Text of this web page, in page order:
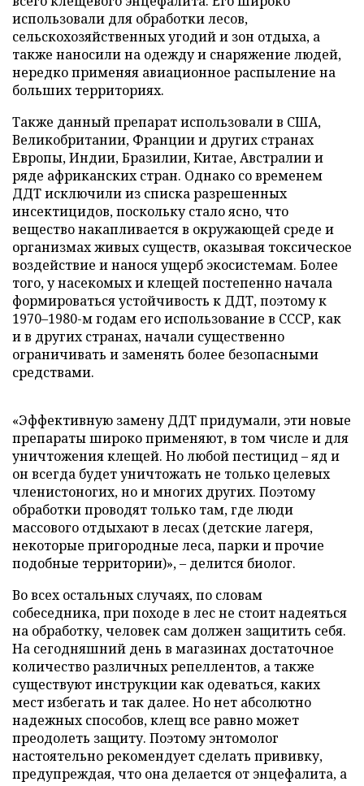
использовали для обработки лесов,
сельскохозяйственных угодий и зон отдыха, а
также наносили на одежду и снаряжение людей,
нередко применяя авиационное распыление на
больших территориях.
Также данный препарат использовали в США,
Великобритании, Франции и других странах
Европы, Индии, Бразилии, Китае, Австралии и
ряде африканских стран. Однако со временем
ДДТ исключили из списка разрешенных
инсектицидов, поскольку стало ясно, что
вещество накапливается в окружающей среде и
организмах живых существ, оказывая токсическое
воздействие и нанося ущерб экосистемам. Более
того, у насекомых и клещей постепенно начала
формироваться устойчивость к ДДТ, поэтому к
1970–1980-м годам его использование в СССР, как
и в других странах, начали существенно
ограничивать и заменять более безопасными
средствами.
«Эффективную замену ДДТ придумали, эти новые
препараты широко применяют, в том числе и для
уничтожения клещей. Но любой пестицид – яд и
он всегда будет уничтожать не только целевых
членистоногих, но и многих других. Поэтому
обработки проводят только там, где люди
массового отдыхают в лесах (детские лагеря,
некоторые пригородные леса, парки и прочие
подобные территории)», – делится биолог.
Во всех остальных случаях, по словам
собеседника, при походе в лес не стоит надеяться
на обработку, человек сам должен защитить себя.
На сегодняшний день в магазинах достаточное
количество различных репеллентов, а также
существуют инструкции как одеваться, каких
мест избегать и так далее. Но нет абсолютно
надежных способов, клещ все равно может
преодолеть защиту. Поэтому энтомолог
настоятельно рекомендует сделать прививку,
предупреждая, что она делается от энцефалита, а